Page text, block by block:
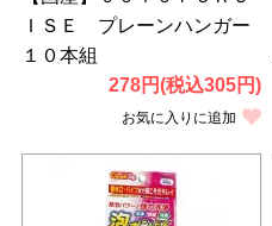
ＩＳＥ プレーンハンガー
１０本組
278円(税込305円)
お気に入りに追加